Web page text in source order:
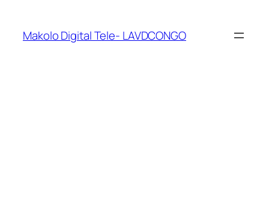
Makolo Digital Tele- LAVDCONGO